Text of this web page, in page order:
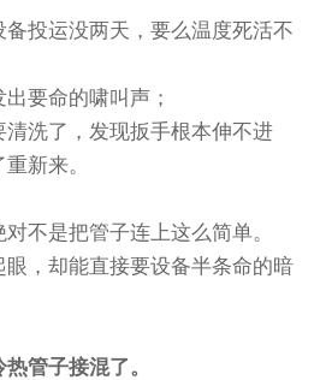
投运没两天，要么温度死活不
要命的啸叫声；
洗了，发现扳手根本伸不进
新来。
不是把管子连上这么简单。
眼，却能直接要设备半条命的暗
管子接混了。